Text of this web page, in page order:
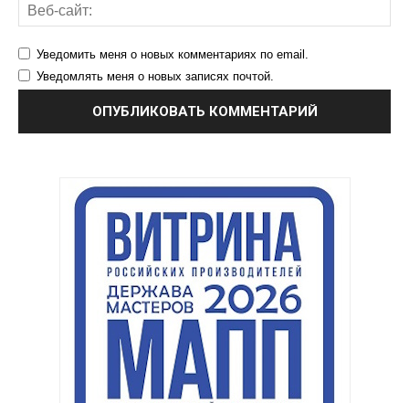
Уведомить меня о новых комментариях по email.
Уведомлять меня о новых записях почтой.